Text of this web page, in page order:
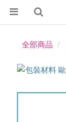
全部商品